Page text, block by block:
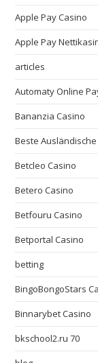
Apple Pay Casino
Apple Pay
articles
Automaty Online
Bananzia Casino
Beste
Betcleo Casino
Betero Casino
Betfouru Casino
Betportal Casino
betting
BingoBongoStars
Binnarybet Casino
bkschool2.ru 70